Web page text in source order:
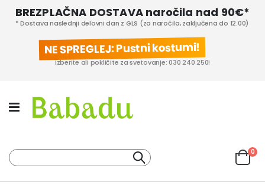
BREZPLAČNA DOSTAVA naročila nad 90€*
* Dostava naslednji delovni dan z GLS (za naročila, zaključena do 12.00)
NE SPREGLEJ: Pustni kostumi!
Izberite ali pokličite za svetovanje: 030 240 250!
Iskanje
Cart
0izd.